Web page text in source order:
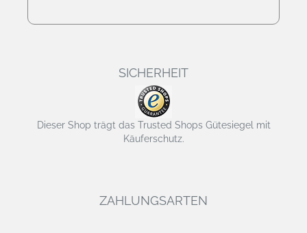
SICHERHEIT
Dieser Shop trägt das Trusted Shops Gütesiegel mit
Käuferschutz.
ZAHLUNGSARTEN